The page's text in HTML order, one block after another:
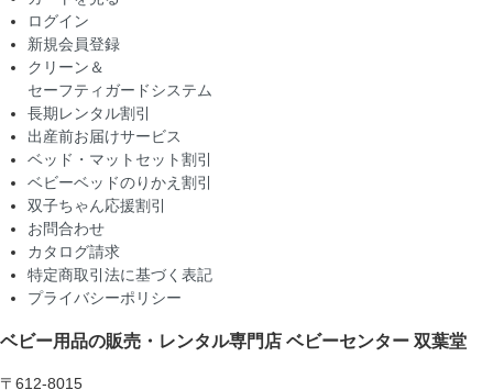
ログイン
新規会員登録
クリーン＆
セーフティガードシステム
長期レンタル割引
出産前お届けサービス
ベッド・マットセット割引
ベビーベッドのりかえ割引
双子ちゃん応援割引
お問合わせ
カタログ請求
特定商取引法に基づく表記
プライバシーポリシー
ベビー用品の販売・レンタル専門店 ベビーセンター 双葉堂
〒612-8015